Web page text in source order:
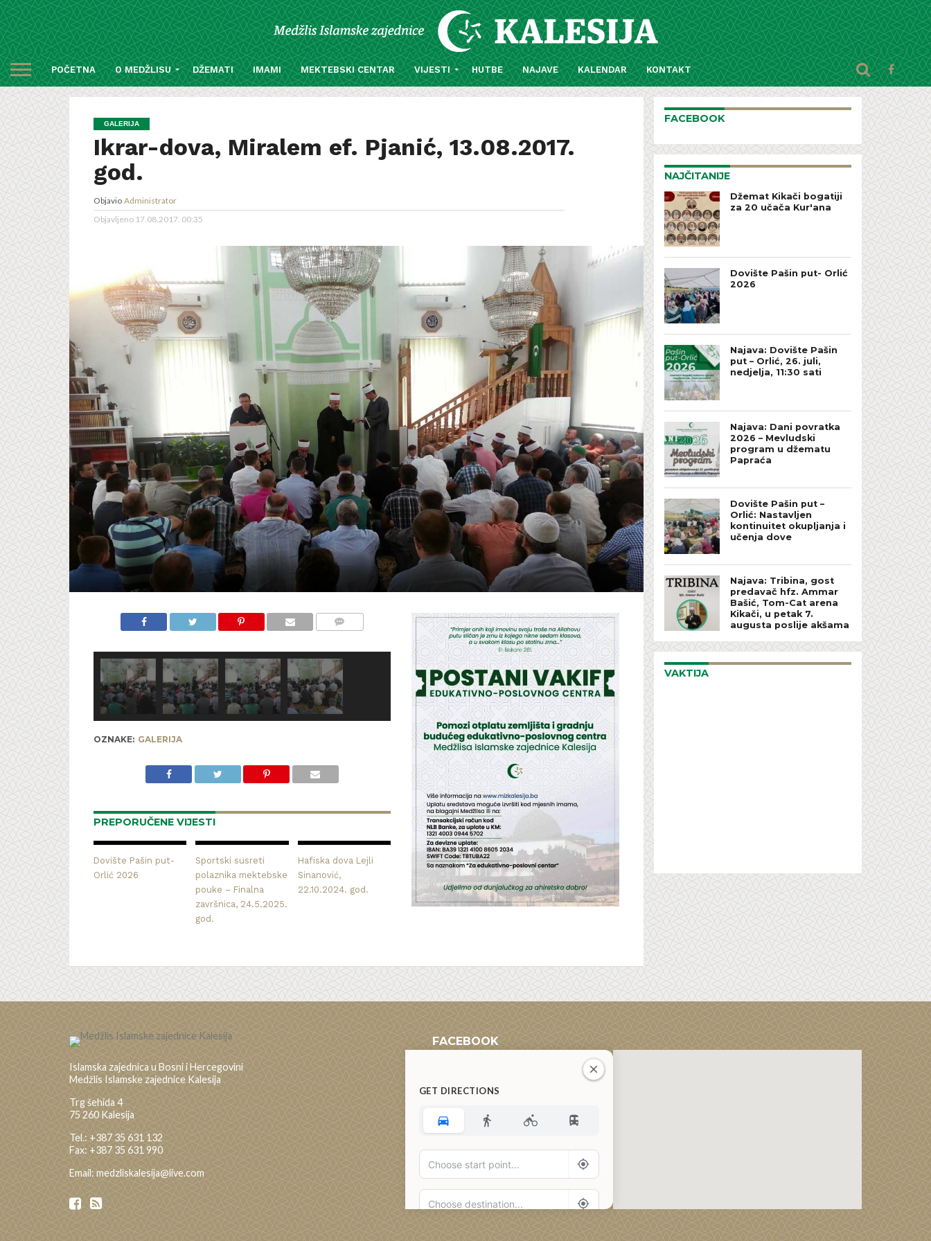
POČETNA O MEDŽLISU DŽEMATI IMAMI MEKTEBSKI CENTAR VIJESTI HUTBE NAJAVE KALENDAR KONTAKT
GALERIJA
Ikrar-dova, Miralem ef. Pjanić, 13.08.2017.
god.
Objavio Administrator
Objavljeno 17.08.2017. 00:35
OZNAKE: GALERIJA
PREPORUČENE VIJESTI
Dovište Pašin put-
Orlić 2026
Sportski susreti
polaznika mektebske
pouke – Finalna
završnica, 24.5.2025.
god.
Hafiska dova Lejli
Sinanović,
22.10.2024. god.
FACEBOOK
NAJČITANIJE
Džemat Kikači bogatiji
za 20 učača Kur'ana
Dovište Pašin put- Orlić
2026
Najava: Dovište Pašin
put – Orlić, 26. juli,
nedjelja, 11:30 sati
Najava: Dani povratka
2026 – Mevludski
program u džematu
Papraća
Dovište Pašin put –
Orlić: Nastavljen
kontinuitet okupljanja i
učenja dove
Najava: Tribina, gost
predavač hfz. Ammar
Bašić, Tom-Cat arena
Kikači, u petak 7.
augusta poslije akšama
VAKTIJA
Islamska zajednica u Bosni i Hercegovini
Medžlis Islamske zajednice Kalesija
Trg šehida 4
75 260 Kalesija
Tel.: +387 35 631 132
Fax: +387 35 631 990
Email: medzliskalesija@live.com
FACEBOOK
GET DIRECTIONS
Add Waypoint